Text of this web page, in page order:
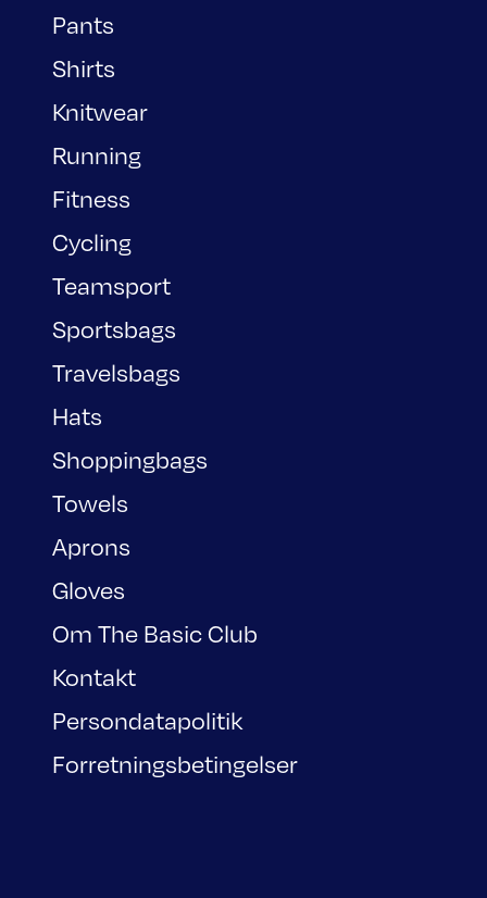
Pants
Shirts
Knitwear
Running
Fitness
Cycling
Teamsport
Sportsbags
Travelsbags
Hats
Shoppingbags
Towels
Aprons
Gloves
Om The Basic Club
Kontakt
Persondatapolitik
Forretningsbetingelser